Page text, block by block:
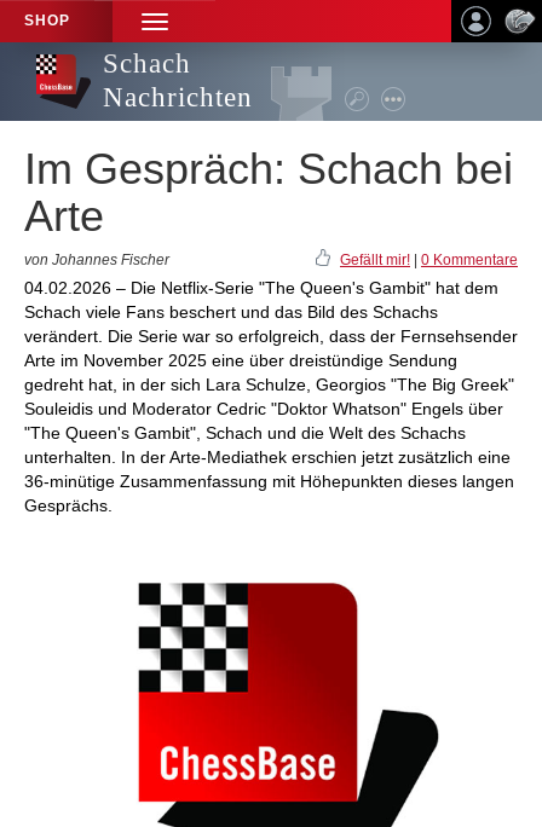
SHOP
TOGGLE
NAVIGATION
Schach
Nachrichten
Im Gespräch: Schach bei
Arte
von Johannes Fischer Gefällt mir! 0 Kommentare
04.02.2026 – Die Netflix-Serie "The Queen's Gambit" hat dem
Schach viele Fans beschert und das Bild des Schachs
verändert. Die Serie war so erfolgreich, dass der Fernsehsender
Arte im November 2025 eine über dreistündige Sendung
gedreht hat, in der sich Lara Schulze, Georgios "The Big Greek"
Souleidis und Moderator Cedric "Doktor Whatson" Engels über
"The Queen's Gambit", Schach und die Welt des Schachs
unterhalten. In der Arte-Mediathek erschien jetzt zusätzlich eine
36-minütige Zusammenfassung mit Höhepunkten dieses langen
Gesprächs.